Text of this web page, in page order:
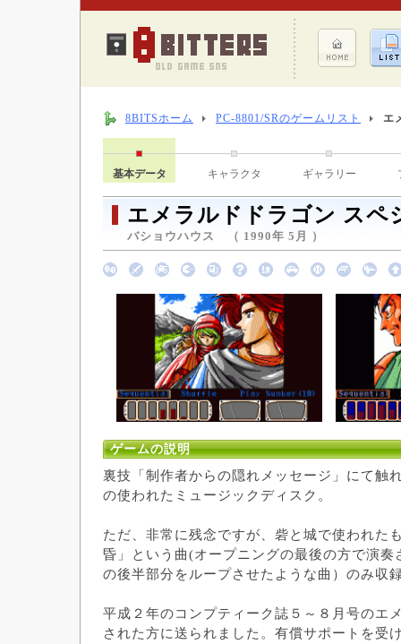
8BITSホーム PC-8801/SRのゲームリスト エ
基本データ キャラクタ ギャラリー
エメラルドドラゴン スペ
バショウハウス （ 1990年 5月 ）
ゲームの説明
裏技「制作者からの隠れメッセージ」にて触
の使われたミュージックディスク。
ただ、非常に残念ですが、砦と城で使われた
昏」という曲(オープニングの最後の方で演奏
の後半部分をループさせたような曲）のみ収
平成２年のコンプティーク誌５～８月号のエ
された方に送られました。有償サポートを受